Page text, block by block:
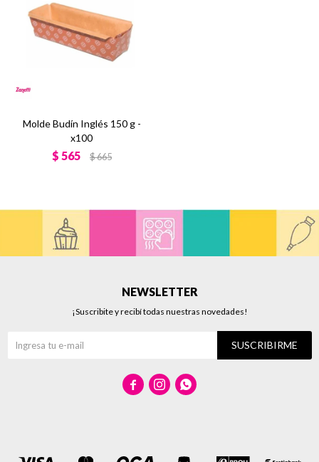
Molde Budín Inglés 150 g -
x100
$ 565 $665
NEWSLETTER
¡Suscribite y recibí todas nuestras novedades!
SUSCRIBIRME
  